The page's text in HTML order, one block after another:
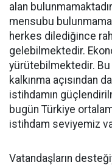
alan
mensubu
herkes dilediğince
gelebilmektedir.
yürütebilmektedir.
kalkınma açısından
istihdamın
bugün Türkiye
istihdam seviyemiz
Vatandaşların